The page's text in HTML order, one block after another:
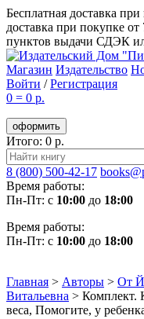
Бесплатная доставка
доставка при покупке
пунктов выдачи СДЭК
Магазин Издательство
Войти /Регистрация
0 = 0 р.
оформить
Итого: 0 р.
8 (800) 500-42-17
Время работы:
Пн-Пт: с 10:00 до 18:00
Время работы:
Пн-Пт: с 10:00 до 18:00
Главная > Авторы > От
Витальевна > Комплект.
веса, Помогите, у